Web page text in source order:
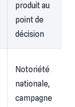
produit au
point de
décision
Notoriété
nationale,
campagne